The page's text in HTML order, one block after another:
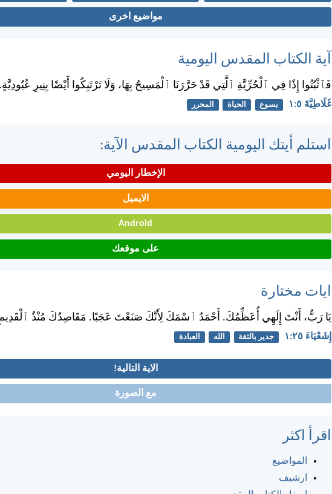
مواضيع اخرى
آية الكتاب المقدس اليومية
فَٱثْبُتُوا إِذًا فِي ٱلْحُرِّيَّةِ ٱلَّتِي قَدْ حَرَّرَنَا ٱلْمَسِيحُ بِهَا، وَلَا تَرْتَبِكُوا أَيْضًا بِنِيرِ
غَلَاطِيَّةَ ٥:‏١ يسوع الحياة المحرر
استلم أيتك اليومية الكتاب المقدس الآية:
الإخطار اليومي
الايميل
Android
على موقعك
ايات مختارة
يَا رَبُّ، أَنْتَ إِلَهِي أُعَظِّمُكَ. أَحْمَدُ ٱسْمَكَ لِأَنَّكَ صَنَعْتَ عَجَبًا. مَقَاصِدُكَ مُنْذُ
إِشَعْيَاءَ ٢٥:‏١ جدير بالثقة الله العبادة
الاية التالية!
مع الصورة
اقرأ اكثر
المواضيع
ارشيف